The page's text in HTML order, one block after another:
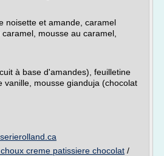
noisette et amande, caramel
mousse au caramel,
à base d'amandes), feuilletine
vanille, mousse gianduja (chocolat
creme patissiere chocolat /